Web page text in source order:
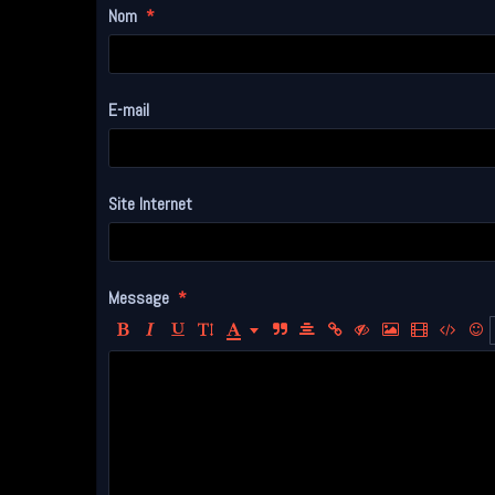
Nom
E-mail
Site Internet
Message